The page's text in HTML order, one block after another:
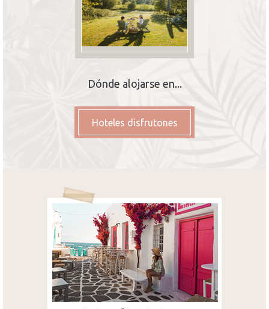
Dónde alojarse en...
Hoteles disfrutones